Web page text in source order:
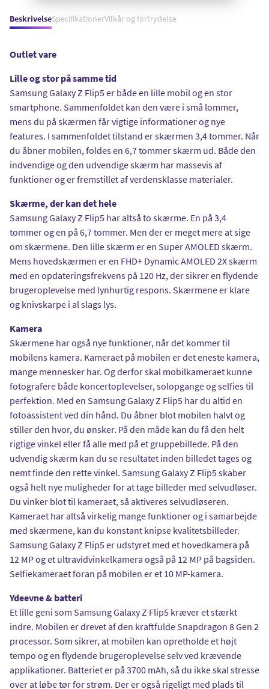
BeskrivelseSpecifikationerVilkår og fortrydelse
Outlet vare
Lille og stor på samme tid
Samsung Galaxy Z Flip5 er både en lille mobil og en stor
smartphone. Sammenfoldet kan den være i små lommer,
mens du på skærmen får vigtige informationer og nye
features. I sammenfoldet tilstand er skærmen 3,4 tommer. Når
du åbner mobilen, foldes en 6,7 tommer skærm ud. Både den
indvendige og den udvendige skærm har massevis af
funktioner og er fremstillet af verdensklasse materialer.
Skærme, der kan det hele
Samsung Galaxy Z Flip5 har altså to skærme. En på 3,4
tommer og en på 6,7 tommer. Men der er meget mere at sige
om skærmene. Den lille skærm er en Super AMOLED skærm.
Mens hovedskærmen er en FHD+ Dynamic AMOLED 2X skærm
med en opdateringsfrekvens på 120 Hz, der sikrer en flydende
brugeroplevelse med lynhurtig respons. Skærmene er klare
og knivskarpe i al slags lys.
Kamera
Skærmene har også nye funktioner, når det kommer til
mobilens kamera. Kameraet på mobilen er det eneste kamera,
mange mennesker har. Og derfor skal mobilkameraet kunne
fotografere både koncertoplevelser, solopgange og selfies til
perfektion. Med en Samsung Galaxy Z Flip5 har du altid en
fotoassistent ved din hånd. Du åbner blot mobilen halvt og
stiller den hvor, du ønsker. På den måde kan du få den helt
rigtige vinkel eller få alle med på et gruppebillede. På den
udvendig skærm kan du se resultatet inden billedet tages og
nemt finde den rette vinkel. Samsung Galaxy Z Flip5 skaber
også helt nye muligheder for at tage billeder med selvudløser.
Du vinker blot til kameraet, så aktiveres selvudløseren.
Kameraet har altså virkelig mange funktioner og i samarbejde
med skærmene, kan du konstant knipse kvalitetsbilleder.
Samsung Galaxy Z Flip5 er udstyret med et hovedkamera på
12 MP og et ultravidvinkelkamera også på 12 MP på bagsiden.
Selfiekameraet foran på mobilen er et 10 MP-kamera.
Ydeevne & batteri
Et lille geni som Samsung Galaxy Z Flip5 kræver et stærkt
indre. Mobilen er drevet af den kraftfulde Snapdragon 8 Gen 2
processor. Som sikrer, at mobilen kan opretholde et højt
tempo og en flydende brugeroplevelse selv ved krævende
applikationer. Batteriet er på 3700 mAh, så du ikke skal stresse
over at løbe tør for strøm. Der er også rigeligt med plads til